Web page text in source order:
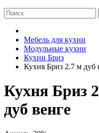
Мебель для кухни
Модульные кухни
Кухни Бриз
Кухня Бриз 2.7 м дуб
Кухня Бриз
дуб венге